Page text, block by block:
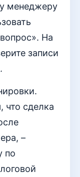
менеджеру
На
записи
что сделка
–
по